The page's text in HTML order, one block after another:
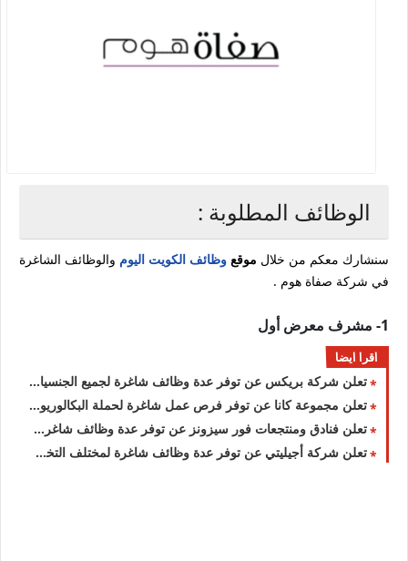
الوظائف المطلوبة :
سنشارك معكم من خلال موقع وظائف الكويت اليوم والوظائف الشاغرة
في شركة صفاة هوم .
1- مشرف معرض أول
اقرا ايضا
تعلن شركة بريكس عن توفر عدة وظائف شاغرة لجميع الجنسيات بمزايا ورواتب عالية في الكويت
تعلن مجموعة كانا عن توفر فرص عمل شاغرة لحملة البكالوريوس في العديد من التخصصات بالكويت
تعلن فنادق ومنتجعات فور سيزونز‏ عن توفر عدة وظائف شاغرة جديدة في العديد من التخصصات في الكويت
تعلن شركة أجيليتي عن توفر عدة وظائف شاغرة لمختلف التخصصات بالكويت